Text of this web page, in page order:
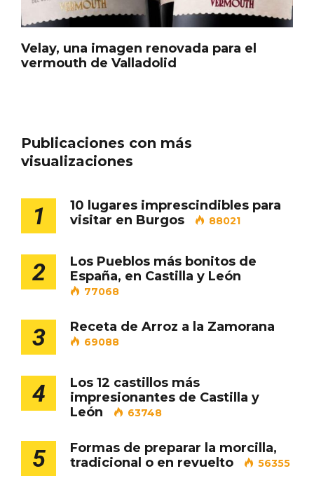
Velay, una imagen renovada para el
vermouth de Valladolid
Publicaciones con más
visualizaciones
1
10 lugares imprescindibles para
visitar en Burgos
88021
2
Los Pueblos más bonitos de
España, en Castilla y León
77068
3 Receta de Arroz a la Zamorana
69088
4
Los 12 castillos más
impresionantes de Castilla y
León
63748
5
Formas de preparar la morcilla,
tradicional o en revuelto
56355
Cigales inaugura la musealización de los
arcos de la Iglesia de Santiago Apóstol
Porrón de Citas de 2026 en Moradillo de
Roa